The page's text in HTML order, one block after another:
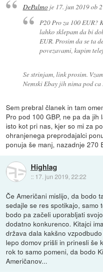
DePalmoje 17. jun 2019 ob
P20 Pro za 100 EUR?
lahko sklepam da bi
EUR. Prosim da se ta
povezavami, kupim
Se strinjam, link prosim.
Nemski Ebay jih nima pod
Sem prebral članek in tam
Pro pod 100 GBP, ne pa da jih
isto kot pri nas, kjer so mi za
ohranjenega preprodajalci
ponuja še manj, nazadnje 270
Highlag
:: 17. jun 2019, 22:22
Če Američani mislijo, da bodo
sedajle se res spotikajo, samo
bodo pa začeli uporabljati
dodatno konkurenco. Kitajci
država dala kakšno
lepo domov prišli in prinesli še
rok to samo pomeni, da bodo
Američanov...